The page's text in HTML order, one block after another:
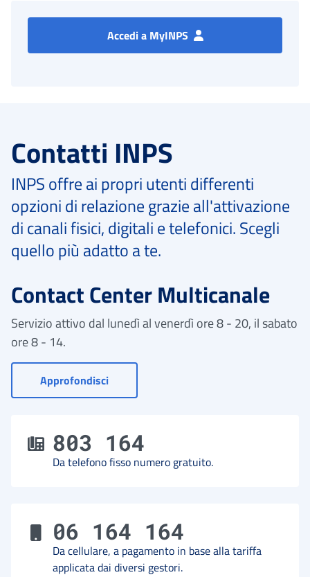
Accedi a MyINPS
Contatti INPS
INPS offre ai propri utenti differenti
opzioni di relazione grazie all'attivazione
di canali fisici, digitali e telefonici. Scegli
quello più adatto a te.
Contact Center Multicanale
Servizio attivo dal lunedì al venerdì ore 8 - 20, il sabato
ore 8 - 14.
Approfondisci- Vai a Contact Center
803 164
Da telefono fisso numero gratuito.
06 164 164
Da cellulare, a pagamento in base alla tariffa
applicata dai diversi gestori.